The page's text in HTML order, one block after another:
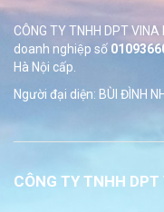
CÔNG TY TNHH DPT
doanh nghiệp số
Hà Nội cấp.
Người đại diện: BÙI ĐÌNH
CÔNG TY TNHH